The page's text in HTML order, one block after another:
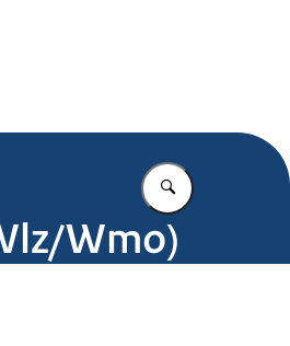
Vul in wat u
Wmo)